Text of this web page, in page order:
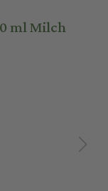
ml Milch